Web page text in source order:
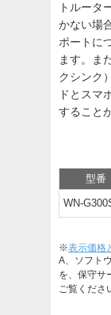
トルータ
かない場
ポートに
ます。ま
クシンク
ドとスマ
すること
型番
WN-
※表示価格
A、ソフト
を、保守サ
ご覧くださ